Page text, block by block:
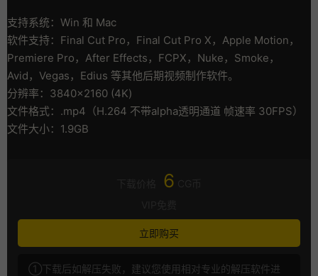
支持系统：Win 和 Mac
软件支持：Final Cut Pro，Final Cut Pro X，Apple Motion，
Premiere Pro，After Effects，FCPX，Nuke，Smoke，
Avid，Vegas，Edius 等其他后期视频制作软件。
分辨率：3840×2160 (4K)
文件格式：.mp4（H.264 不带alpha透明通道 帧速率 30FPS）
文件大小：1.9GB
6
立即购买
①下载后如解压失败，建议您使用相对专业的解压软件进